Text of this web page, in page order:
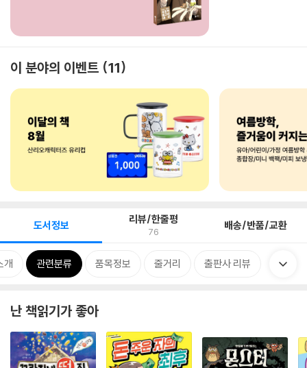
이 분야의 이벤트 11
도서정보 리뷰/한줄평
76 배송/반품/교환
개 관련분류 품목정보 줄거리 출판사 리뷰
난 책읽기가 좋아